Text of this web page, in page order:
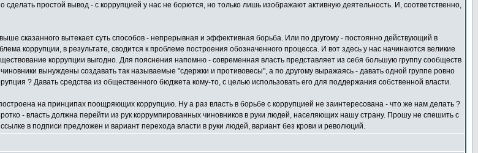
сделать простой вывод - с коррупцией у нас не борются, но только лишь изображают активную деятельность. И, соответственно,
сказанного вытекает суть способов - непрерывная и эффективная борьба. Или по другому - постоянно действующий в
коррупции, в результате, сводится к проблеме построения обозначенного процесса. И вот здесь у нас начинаются великие
коррупции выгодно. Для пояснения напомню - современная власть представляет из себя большую группу сообществ
вынуждены создавать так называемые "сдержки и противовесы", а по другому выражаясь - давать одной группе ровно
? Давать средства из общественного бюджета кому-то, с целью использовать его для поддержания собственной власти.
на принципах поощряющих коррупцию. Ну а раз власть в борьбе с коррупцией не заинтересована - что же нам делать ?
- власть должна перейти из рук коррумпированных чиновников в руки людей, населяющих нашу страну. Прошу не спешить с
в подписи предложен и вариант перехода власти в руки людей, вариант без крови и революций.